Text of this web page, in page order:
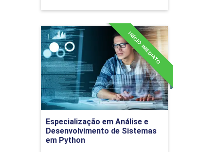
Conceitos de Criptomoedas
10h
Funções Hash
Especialização em Análise e
Desenvolvimento de Sistemas
em Python
INÍCIO IMEDIATO
Especialização em Análise e
Desenvolvimento de
Sistemas em Python
Detalhes do curso